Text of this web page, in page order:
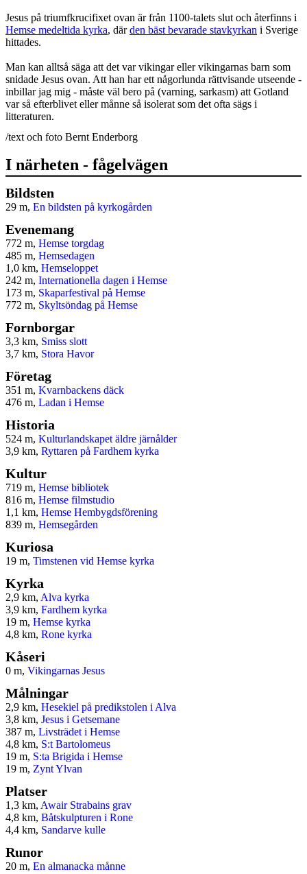
Jesus på triumfkrucifixet ovan är från 1100-talets slut och återfinns i
Hemse medeltida kyrka, därden bäst bevarade stavkyrkan i Sverige
hittades.
Man kan alltså säga att det var vikingar eller vikingarnas barn som
snidade Jesus ovan. Att han har ett någorlunda rättvisande utseende -
inbillar jag mig - måste väl bero på (varning, sarkasm) att Gotland
var så efterblivet eller månne så isolerat som det ofta sägs i
litteraturen.
/text och foto Bernt Enderborg
I närheten - fågelvägen
Bildsten
29 m, En bildsten på kyrkogården
Evenemang
772 m, Hemse torgdag
485 m, Hemsedagen
1,0 km, Hemseloppet
242 m, Internationella dagen i Hemse
173 m, Skaparfestival på Hemse
772 m, Skyltsöndag på Hemse
Fornborgar
3,3 km, Smiss slott
3,7 km, Stora Havor
Företag
351 m, Kvarnbackens däck
476 m, Ladan i Hemse
Historia
524 m, Kulturlandskapet äldre järnålder
3,9 km, Ryttaren på Fardhem kyrka
Kultur
719 m, Hemse bibliotek
816 m, Hemse filmstudio
1,1 km, Hemse Hembygdsförening
839 m, Hemsegården
Kuriosa
19 m, Timstenen vid Hemse kyrka
Kyrka
2,9 km, Alva kyrka
3,9 km, Fardhem kyrka
19 m, Hemse kyrka
4,8 km, Rone kyrka
Kåseri
0 m, Vikingarnas Jesus
Målningar
2,9 km, Hesekiel på predikstolen i Alva
3,8 km, Jesus i Getsemane
387 m, Livsträdet i Hemse
4,8 km, S:t Bartolomeus
19 m, S:ta Brigida i Hemse
19 m, Zynt Ylvan
Platser
1,3 km, Awair Strabains grav
4,8 km, Båtskulpturen i Rone
4,4 km, Sandarve kulle
Runor
20 m, En almanacka månne